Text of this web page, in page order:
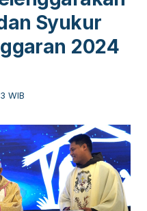
Syukur
2024
WIB